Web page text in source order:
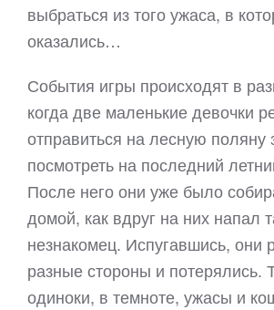
выбраться из того ужаса, в
оказались…
События игры происходят в
когда две маленькие девочки
отправиться на лесную поляну
посмотреть на последний
После него они уже было
домой, как вдруг на них напал
незнакомец. Испугавшись, они
разные стороны и потерялись.
одиноки, в темноте, ужасы и